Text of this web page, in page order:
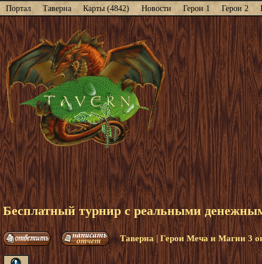
Портал Таверна Карты (4842) Новости Герои 1 Герои 2
Бесплатный турнир с реальными
Таверна| Герои Меча и Магии 3